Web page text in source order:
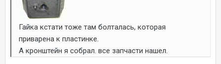
Гайка кстати тоже там болталась, которая
приварена к пластинке.
А кронштейн я собрал. все запчасти нашел.